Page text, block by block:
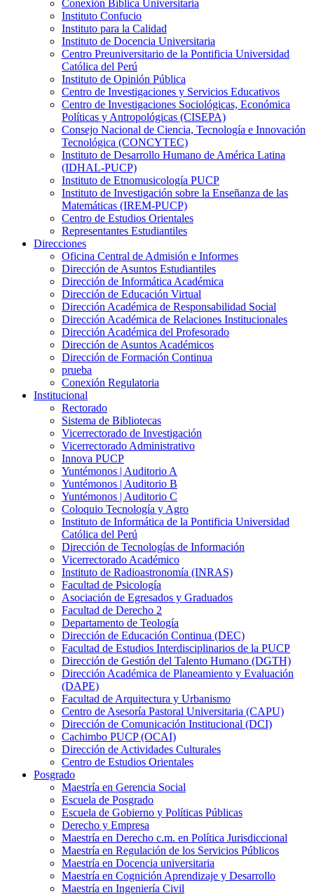
Conexión Bíblica Universitaria
Instituto Confucio
Instituto para la Calidad
Instituto de Docencia Universitaria
Centro Preuniversitario de la Pontificia Universidad
Católica del Perú
Instituto de Opinión Pública
Centro de Investigaciones y Servicios Educativos
Centro de Investigaciones Sociológicas, Económica
Políticas y Antropológicas (CISEPA)
Consejo Nacional de Ciencia, Tecnología e Innovación
Tecnológica (CONCYTEC)
Instituto de Desarrollo Humano de América Latina
(IDHAL-PUCP)
Instituto de Etnomusicología PUCP
Instituto de Investigación sobre la Enseñanza de las
Matemáticas (IREM-PUCP)
Centro de Estudios Orientales
Representantes Estudiantiles
Direcciones
Oficina Central de Admisión e Informes
Dirección de Asuntos Estudiantiles
Dirección de Informática Académica
Dirección de Educación Virtual
Dirección Académica de Responsabilidad Social
Dirección Académica de Relaciones Institucionales
Dirección Académica del Profesorado
Dirección de Asuntos Académicos
Dirección de Formación Continua
prueba
Conexión Regulatoria
Institucional
Rectorado
Sistema de Bibliotecas
Vicerrectorado de Investigación
Vicerrectorado Administrativo
Innova PUCP
Yuntémonos | Auditorio A
Yuntémonos | Auditorio B
Yuntémonos | Auditorio C
Coloquio Tecnología y Agro
Instituto de Informática de la Pontificia Universidad
Católica del Perú
Dirección de Tecnologías de Información
Vicerrectorado Académico
Instituto de Radioastronomía (INRAS)
Facultad de Psicología
Asociación de Egresados y Graduados
Facultad de Derecho 2
Departamento de Teología
Dirección de Educación Continua (DEC)
Facultad de Estudios Interdisciplinarios de la PUCP
Dirección de Gestión del Talento Humano (DGTH)
Dirección Académica de Planeamiento y Evaluación
(DAPE)
Facultad de Arquitectura y Urbanismo
Centro de Asesoría Pastoral Universitaria (CAPU)
Dirección de Comunicación Institucional (DCI)
Cachimbo PUCP (OCAI)
Dirección de Actividades Culturales
Centro de Estudios Orientales
Posgrado
Maestría en Gerencia Social
Escuela de Posgrado
Escuela de Gobierno y Políticas Públicas
Derecho y Empresa
Maestría en Derecho c.m. en Política Jurisdiccional
Maestría en Regulación de los Servicios Públicos
Maestría en Docencia universitaria
Maestría en Cognición Aprendizaje y Desarrollo
Maestría en Ingeniería Civil